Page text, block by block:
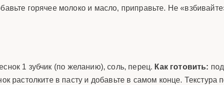
горячее молоко и масло, приправьте. Не
1 зубчик (по желанию), соль, перец. Как готовить:
растолките в пасту и добавьте в самом конце. Текстура